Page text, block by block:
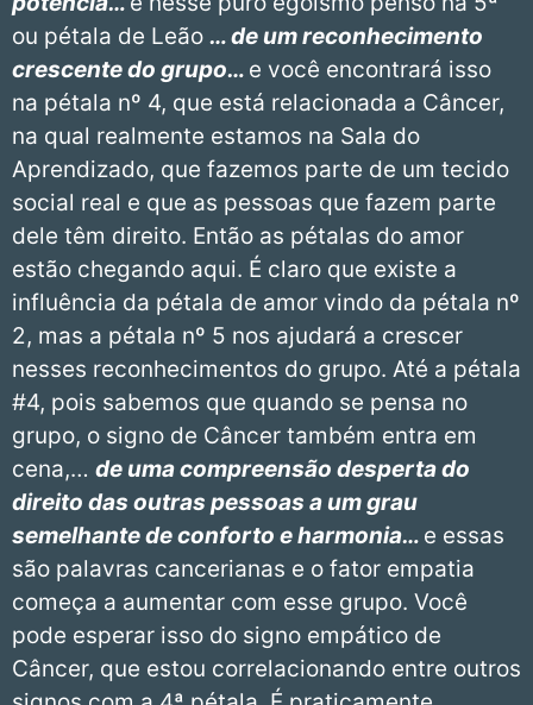
ou pétala de Leão … de um reconhecimento
crescente do grupo… e você encontrará isso
na pétala nº 4, que está relacionada a Câncer,
na qual realmente estamos na Sala do
Aprendizado, que fazemos parte de um tecido
social real e que as pessoas que fazem parte
dele têm direito. Então as pétalas do amor
estão chegando aqui. É claro que existe a
influência da pétala de amor vindo da pétala nº
2, mas a pétala nº 5 nos ajudará a crescer
nesses reconhecimentos do grupo. Até a pétala
#4, pois sabemos que quando se pensa no
grupo, o signo de Câncer também entra em
cena,… de uma compreensão desperta do
direito das outras pessoas a um grau
semelhante de conforto e harmonia… e essas
são palavras cancerianas e o fator empatia
começa a aumentar com esse grupo. Você
pode esperar isso do signo empático de
Câncer, que estou correlacionando entre outros